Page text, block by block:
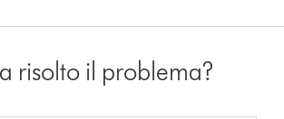
risolto il problema?